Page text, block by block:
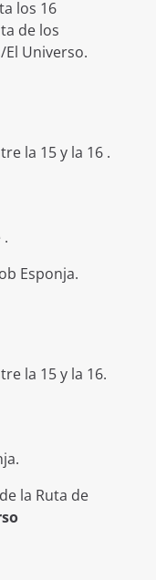
los 16
de los
Universo.
la 15 y la 16 .
Esponja.
la 15 y la 16.
la Ruta de